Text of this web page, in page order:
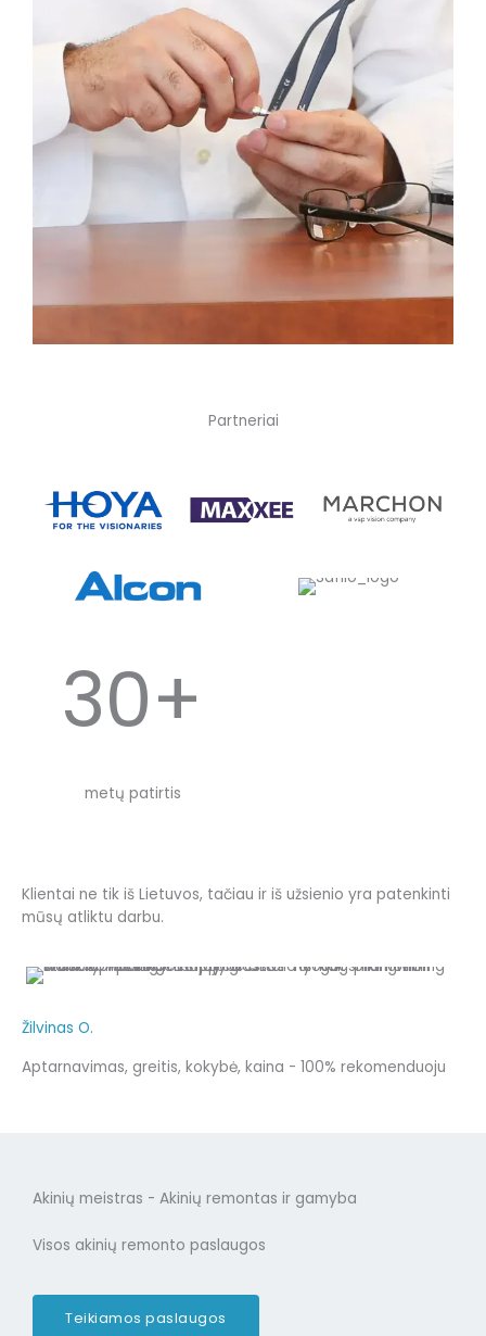
Partneriai
30+
metų patirtis
Klientai ne tik iš Lietuvos, tačiau ir iš užsienio yra patenkinti
mūsų atliktu darbu.
Žilvinas O.
Aptarnavimas, greitis, kokybė, kaina - 100% rekomenduoju
Akinių meistras - Akinių remontas ir gamyba
Visos akinių remonto paslaugos
Teikiamos paslaugos